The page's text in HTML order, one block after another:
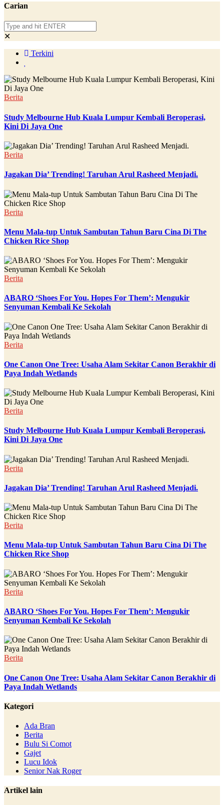
Carian
✕
Terkini
Berita
Study Melbourne Hub Kuala Lumpur Kembali Beroperasi,
Kini Di Jaya One
Berita
Jagakan Dia’ Trending! Taruhan Arul Rasheed Menjadi.
Berita
Menu Mala-tup Untuk Sambutan Tahun Baru Cina Di The
Chicken Rice Shop
Berita
ABARO ‘Shoes For You. Hopes For Them’: Mengukir
Senyuman Kembali Ke Sekolah
Berita
One Canon One Tree: Usaha Alam Sekitar Canon Berakhir di
Paya Indah Wetlands
Berita
Study Melbourne Hub Kuala Lumpur Kembali Beroperasi,
Kini Di Jaya One
Berita
Jagakan Dia’ Trending! Taruhan Arul Rasheed Menjadi.
Berita
Menu Mala-tup Untuk Sambutan Tahun Baru Cina Di The
Chicken Rice Shop
Berita
ABARO ‘Shoes For You. Hopes For Them’: Mengukir
Senyuman Kembali Ke Sekolah
Berita
One Canon One Tree: Usaha Alam Sekitar Canon Berakhir di
Paya Indah Wetlands
Kategori
Ada Bran
Berita
Bulu Si Comot
Gajet
Lucu Idok
Senior Nak Roger
Artikel lain